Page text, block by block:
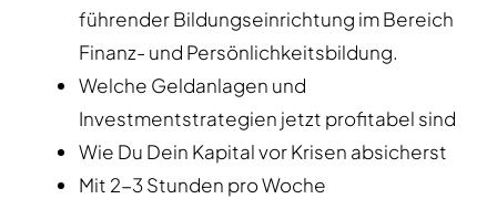
führender Bildungseinrichtung im Bereich
Finanz- und Persönlichkeitsbildung.
Welche Geldanlagen und
Investmentstrategien jetzt profitabel sind
Wie Du Dein Kapital vor Krisen absicherst
Mit 2-3 Stunden pro Woche